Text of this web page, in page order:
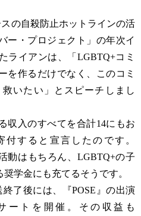
の自殺防止ホットラインの活
ー・プロジェクト」の年次イ
ライアンは、「LGBTQ+コミ
を作るだけでなく、このコミ
いたい」とスピーチしまし
収入のすべてを合計14にもお
付すると宣言したのです。
動はもちろん、LGBTQ+の子
学金にも充てるそうです。
了後には、『POSE』の出演
ートを開催。その収益も